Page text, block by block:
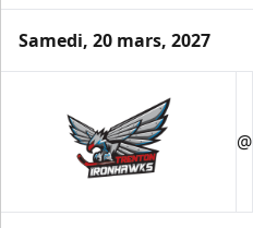
Espace
Appel (819)
Samedi, 20 mars, 2027
@